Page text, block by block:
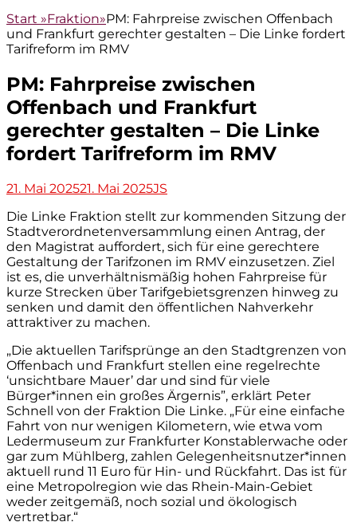
Start »Fraktion»PM: Fahrpreise zwischen Offenbach
und Frankfurt gerechter gestalten – Die Linke fordert
Tarifreform im RMV
PM: Fahrpreise zwischen
Offenbach und Frankfurt
gerechter gestalten – Die Linke
fordert Tarifreform im RMV
Veröffentlicht
21. Mai 202521. Mai 2025Autor
JS
Die Linke Fraktion stellt zur kommenden Sitzung der
Stadtverordnetenversammlung einen Antrag, der
den Magistrat auffordert, sich für eine gerechtere
Gestaltung der Tarifzonen im RMV einzusetzen. Ziel
ist es, die unverhältnismäßig hohen Fahrpreise für
kurze Strecken über Tarifgebietsgrenzen hinweg zu
senken und damit den öffentlichen Nahverkehr
attraktiver zu machen.
„Die aktuellen Tarifsprünge an den Stadtgrenzen von
Offenbach und Frankfurt stellen eine regelrechte
‘unsichtbare Mauer’ dar und sind für viele
Bürger*innen ein großes Ärgernis”, erklärt Peter
Schnell von der Fraktion Die Linke. „Für eine einfache
Fahrt von nur wenigen Kilometern, wie etwa vom
Ledermuseum zur Frankfurter Konstablerwache oder
gar zum Mühlberg, zahlen Gelegenheitsnutzer*innen
aktuell rund 11 Euro für Hin- und Rückfahrt. Das ist für
eine Metropolregion wie das Rhein-Main-Gebiet
weder zeitgemäß, noch sozial und ökologisch
vertretbar.“